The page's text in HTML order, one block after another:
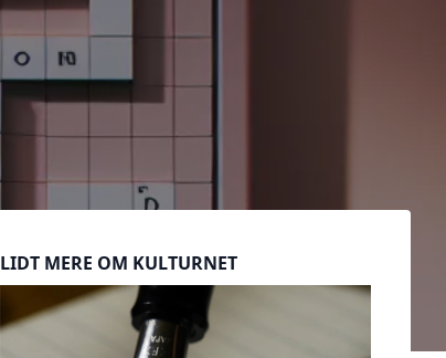
Sidebar
LIDT MERE OM KULTURNET